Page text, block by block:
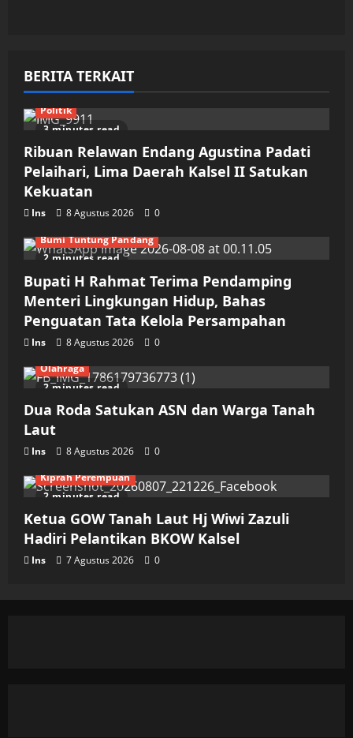
BERITA TERKAIT
3 minutes read
Politik
Ribuan Relawan Endang Agustina Padati
Pelaihari, Lima Daerah Kalsel II Satukan
Kekuatan
Ins 8 Agustus 2026 0
2 minutes read
Bumi Tuntung Pandang
Bupati H Rahmat Terima Pendamping
Menteri Lingkungan Hidup, Bahas
Penguatan Tata Kelola Persampahan
Ins 8 Agustus 2026 0
2 minutes read
Olahraga
Dua Roda Satukan ASN dan Warga Tanah
Laut
Ins 8 Agustus 2026 0
2 minutes read
Kiprah Perempuan
Ketua GOW Tanah Laut Hj Wiwi Zazuli
Hadiri Pelantikan BKOW Kalsel
Ins 7 Agustus 2026 0